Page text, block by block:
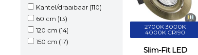
Kantel/draaibaar (110)
60 cm (13)
120 cm (14)
150 cm (17)
2700K 3000K
4000K CRI90
Slim-Fit LED